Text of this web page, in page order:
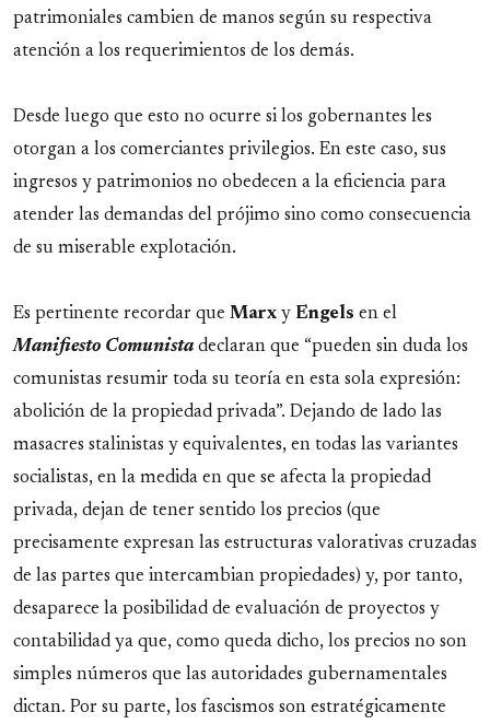
patrimoniales cambien de manos según su respectiva
atención a los requerimientos de los demás.
Desde luego que esto no ocurre si los gobernantes les
otorgan a los comerciantes privilegios. En este caso, sus
ingresos y patrimonios no obedecen a la eficiencia para
atender las demandas del prójimo sino como consecuencia
de su miserable explotación.
Es pertinente recordar que Marx y Engels en el
Manifiesto Comunista declaran que “pueden sin duda los
comunistas resumir toda su teoría en esta sola expresión:
abolición de la propiedad privada”. Dejando de lado las
masacres stalinistas y equivalentes, en todas las variantes
socialistas, en la medida en que se afecta la propiedad
privada, dejan de tener sentido los precios (que
precisamente expresan las estructuras valorativas cruzadas
de las partes que intercambian propiedades) y, por tanto,
desaparece la posibilidad de evaluación de proyectos y
contabilidad ya que, como queda dicho, los precios no son
simples números que las autoridades gubernamentales
dictan. Por su parte, los fascismos son estratégicamente